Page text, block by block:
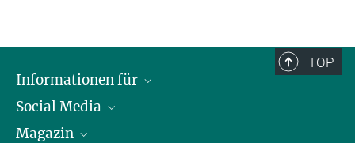
TOP
Informationen für
Journalist*innen
Stipendiat*innen
Social Media
LinkedIn
Magazin